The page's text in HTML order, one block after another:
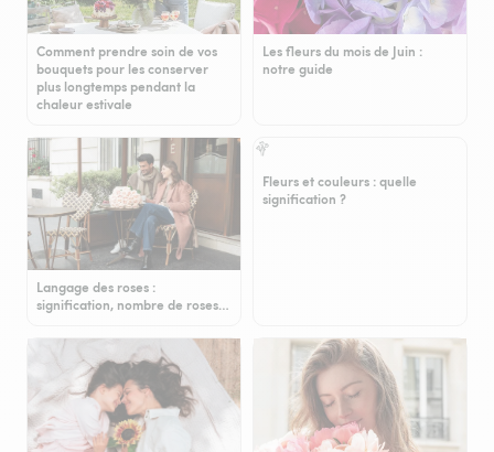
Comment prendre soin de vos
bouquets pour les conserver
plus longtemps pendant la
chaleur estivale
Les fleurs du mois de Juin :
notre guide
Langage des roses :
signification, nombre de roses…
Fleurs et couleurs : quelle
signification ?